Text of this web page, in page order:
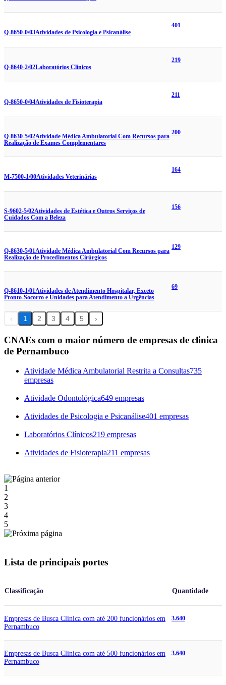
Q-8650-0/03Atividades de Psicologia e Psicanálise
401
Q-8640-2/02Laboratórios Clínicos
219
Q-8650-0/04Atividades de Fisioterapia
211
Q-8630-5/02Atividade Médica Ambulatorial Com Recursos para
Realização de Exames Complementares
200
M-7500-1/00Atividades Veterinárias
164
S-9602-5/02Atividades de Estética e Outros Serviços de
Cuidados Com a Beleza
156
Q-8630-5/01Atividade Médica Ambulatorial Com Recursos para
Realização de Procedimentos Cirúrgicos
129
Q-8610-1/01Atividades de Atendimento Hospitalar, Exceto
Pronto-Socorro e Unidades para Atendimento a Urgências
69
‹ 1 2 3 4 5 ›
CNAEs com o maior número de empresas de clinica
de Pernambuco
Atividade Médica Ambulatorial Restrita a Consultas735
empresas
Atividade Odontológica649 empresas
Atividades de Psicologia e Psicanálise401 empresas
Laboratórios Clínicos219 empresas
Atividades de Fisioterapia211 empresas
1
2
3
4
5
Lista de principais portes
Classificação Quantidade
Empresas de Busca Clinica com até 200 funcionários em
Pernambuco
3.640
Empresas de Busca Clinica com até 500 funcionários em
Pernambuco
3.640